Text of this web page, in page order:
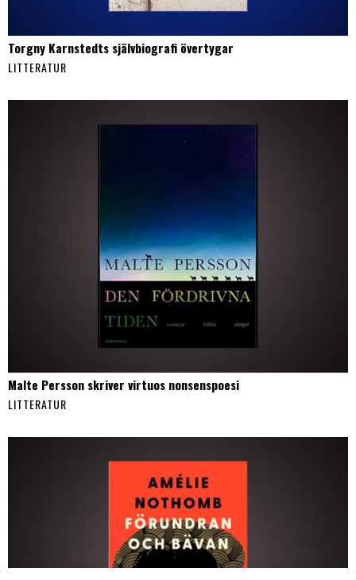
Torgny Karnstedts självbiografi övertygar
LITTERATUR
Malte Persson skriver virtuos nonsenspoesi
LITTERATUR